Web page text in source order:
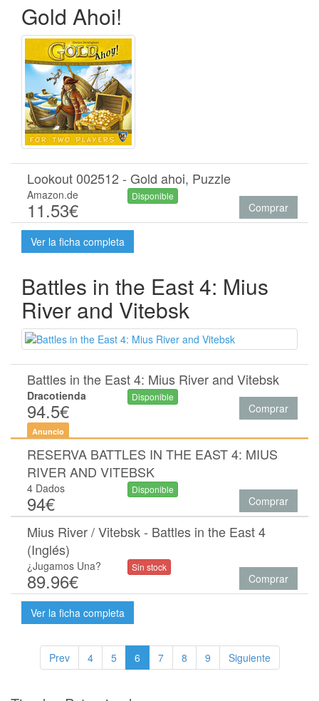
Gold Ahoi!
Lookout 002512 - Gold ahoi, Puzzle
Amazon.de
11.53€
Disponible
Comprar
Ver la ficha completa
Battles in the East 4: Mius
River and Vitebsk
Battles in the East 4: Mius River and Vitebsk
Dracotienda
94.5€
Disponible
Comprar
Anuncio
RESERVA BATTLES IN THE EAST 4: MIUS
RIVER AND VITEBSK
4 Dados
94€
Disponible
Comprar
Mius River / Vitebsk - Battles in the East 4
(Inglés)
¿Jugamos Una?
89.96€
Sin stock
Comprar
Ver la ficha completa
Prev 4 5 6 7 8 9 Siguiente